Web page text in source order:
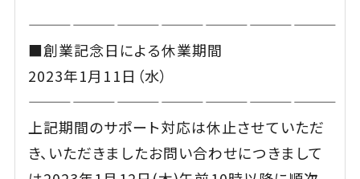
—————————————————————
■創業記念日による休業期間
2023年1月11日（水）
—————————————————————
上記期間のサポート対応は休止させていただ
き、いただきましたお問い合わせにつきまして